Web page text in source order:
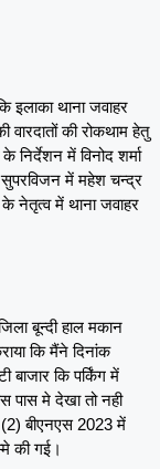
इलाका थाना जवाहर
वारदातों की रोकथाम हेतु
में विनोद शर्मा
में महेश चन्द्र
के नेतृत्व में थाना जवाहर
बून्दी हाल मकान
कि मैंने दिनांक
कि पर्किंग में
पास मे देखा तो नही
(2) बीएनएस 2023 में
की गई।